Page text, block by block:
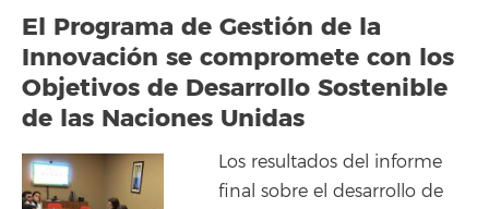
El Programa de Gestión de la
Innovación se compromete con los
Objetivos de Desarrollo Sostenible
de las Naciones Unidas
Los resultados del informe
final sobre el desarrollo de